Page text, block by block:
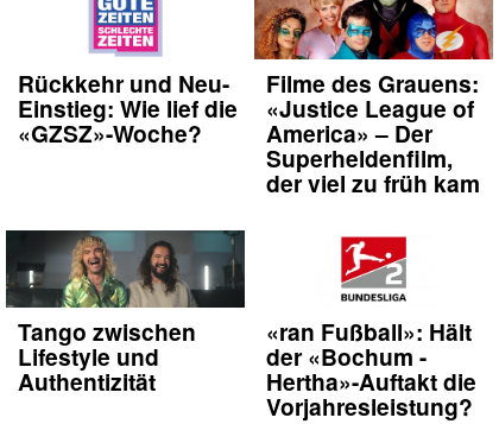
Rückkehr und Neu-
Einstieg: Wie lief die
«GZSZ»-Woche?
Filme des Grauens:
«Justice League of
America» – Der
Superheldenfilm,
der viel zu früh kam
Tango zwischen
Lifestyle und
Authentizität
«ran Fußball»: Hält
der «Bochum -
Hertha»-Auftakt die
Vorjahresleistung?